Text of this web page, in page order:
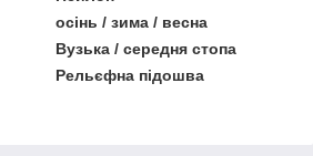
осінь / зима / весна
Вузька / середня стопа
Рельєфна підошва